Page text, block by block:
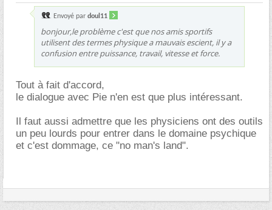
Envoyé par doul11
bonjour,le problème c'est que nos amis sportifs
utilisent des termes physique a mauvais escient, il y a
confusion entre puissance, travail, vitesse et force.
Tout à fait d'accord,
le dialogue avec Pie n'en est que plus intéressant.
Il faut aussi admettre que les physiciens ont des outils
un peu lourds pour entrer dans le domaine psychique
et c'est dommage, ce "no man's land".